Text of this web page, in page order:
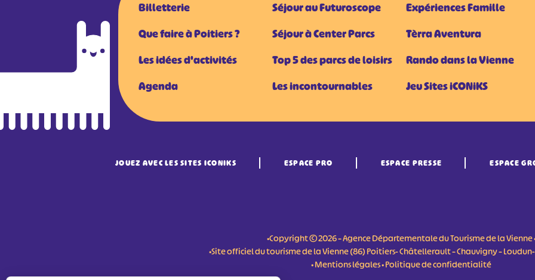
Billetterie
Que faire à Poitiers ?
Les idées d'activités
Agenda
Séjour au Futuroscope
Séjour à Center Parcs
Top 5 des parcs de loisirs
Les incontournables
Expériences Famille
Tèrra Aventura
Rando dans la Vienne
Jeu Sites iCONiKS
JOUEZ AVEC LES SITES ICONIKS ESPACE PRO ESPACE PRESSE ESPACE
•Copyright © 2026 – Agence Départementale du Tourisme de la Vienne
•Site officiel du tourisme de la Vienne (86) Poitiers- Châtellerault – Chauvigny –
•Mentions légales•Politique de confidentialité